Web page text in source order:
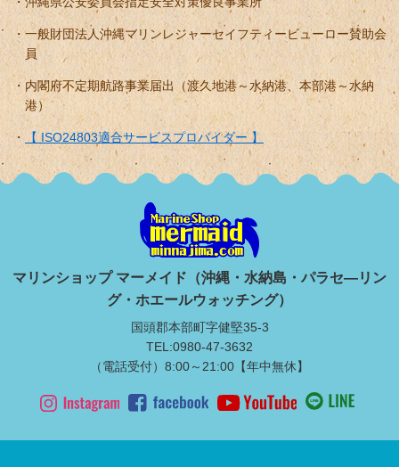
一般財団法人沖縄マリンレジャーセイフティービューロー賛助会
員
内閣府不定期航路事業届出（渡久地港～水納港、本部港～水納
港）
【 ISO24803適合サービスプロバイダー 】
マリンショップ マーメイド（沖縄・水納島・パラセ―リン
グ・ホエールウォッチング）
国頭郡本部町字健堅35-3
TEL:0980-47-3632
（電話受付）8:00～21:00【年中無休】